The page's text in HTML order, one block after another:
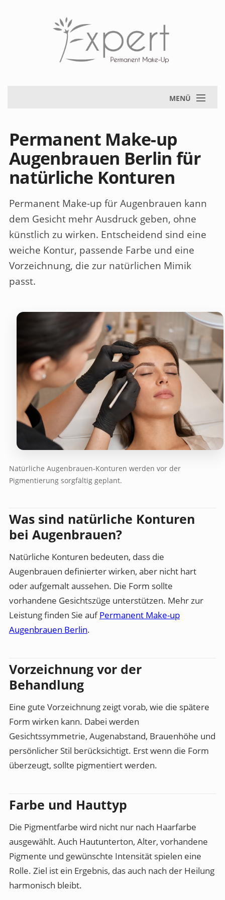
MENÜ
Permanent Make-up
Augenbrauen Berlin für
natürliche Konturen
Permanent Make-up für Augenbrauen kann
dem Gesicht mehr Ausdruck geben, ohne
künstlich zu wirken. Entscheidend sind eine
weiche Kontur, passende Farbe und eine
Vorzeichnung, die zur natürlichen Mimik
passt.
Natürliche Augenbrauen-Konturen werden vor der
Pigmentierung sorgfältig geplant.
Was sind natürliche Konturen
bei Augenbrauen?
Natürliche Konturen bedeuten, dass die
Augenbrauen definierter wirken, aber nicht hart
oder aufgemalt aussehen. Die Form sollte
vorhandene Gesichtszüge unterstützen. Mehr zur
Leistung finden Sie aufPermanent Make-up
Augenbrauen Berlin.
Vorzeichnung vor der
Behandlung
Eine gute Vorzeichnung zeigt vorab, wie die spätere
Form wirken kann. Dabei werden
Gesichtssymmetrie, Augenabstand, Brauenhöhe und
persönlicher Stil berücksichtigt. Erst wenn die Form
überzeugt, sollte pigmentiert werden.
Farbe und Hauttyp
Die Pigmentfarbe wird nicht nur nach Haarfarbe
ausgewählt. Auch Hautunterton, Alter, vorhandene
Pigmente und gewünschte Intensität spielen eine
Rolle. Ziel ist ein Ergebnis, das auch nach der Heilung
harmonisch bleibt.